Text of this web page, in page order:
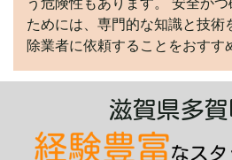
う危険性もあります。 安全か
ためには、専門的な知識と技術
除業者に依頼することをおすす
滋賀県多